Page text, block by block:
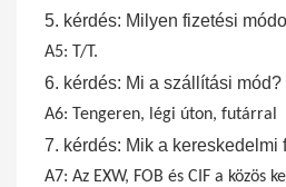
5. kérdés: Milyen fizetési
A5: T/T.
6. kérdés: Mi a szállítási mód?
A6: Tengeren, légi úton, futárral
7. kérdés: Mik a kereskedelmi
A7: Az EXW, FOB és CIF a közös